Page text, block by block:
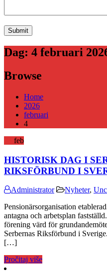
Dag: 4 februari
Browse
Home
2026
februari
4
feb
HISTORISK DAG I
RIKSFÖRBUND I
Administrator Nyheter,
Pensionärsorganisation
antagna och arbetsplan
förening värd för
Serbernas Riksförbund i
[…]
Pročitaj više